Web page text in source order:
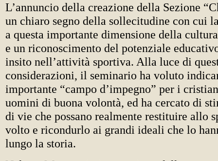
L’annuncio della creazione della Sezione
un chiaro segno della sollecitudine con cui
a questa importante dimensione della
e un riconoscimento del potenziale
insito nell’attività sportiva. Alla luce di
considerazioni, il seminario ha voluto
importante “campo d’impegno” per i
uomini di buona volontà, ed ha cercato di
di vie che possano realmente restituire allo
volto e ricondurlo ai grandi ideali che lo
lungo la storia.